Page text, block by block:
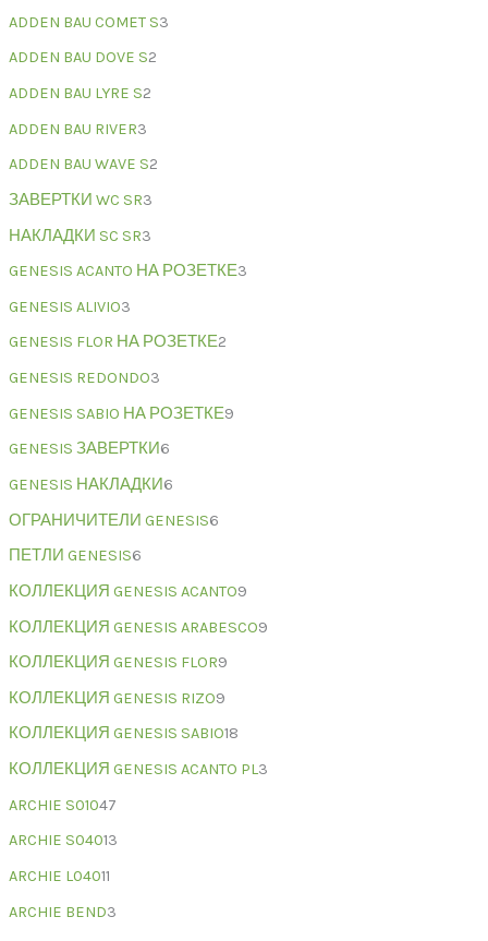
ADDEN BAU COMET S3
ADDEN BAU DOVE S2
ADDEN BAU LYRE S2
ADDEN BAU RIVER3
ADDEN BAU WAVE S2
ЗАВЕРТКИ WC SR3
НАКЛАДКИ SC SR3
GENESIS ACANTO НА РОЗЕТКЕ3
GENESIS ALIVIO3
GENESIS FLOR НА РОЗЕТКЕ2
GENESIS REDONDO3
GENESIS SABIO НА РОЗЕТКЕ9
GENESIS ЗАВЕРТКИ6
GENESIS НАКЛАДКИ6
ОГРАНИЧИТЕЛИ GENESIS6
ПЕТЛИ GENESIS6
КОЛЛЕКЦИЯ GENESIS ACANTO9
КОЛЛЕКЦИЯ GENESIS ARABESCO9
КОЛЛЕКЦИЯ GENESIS FLOR9
КОЛЛЕКЦИЯ GENESIS RIZO9
КОЛЛЕКЦИЯ GENESIS SABIO18
КОЛЛЕКЦИЯ GENESIS ACANTO PL3
ARCHIE S01047
ARCHIE S04013
ARCHIE L04011
ARCHIE BEND3